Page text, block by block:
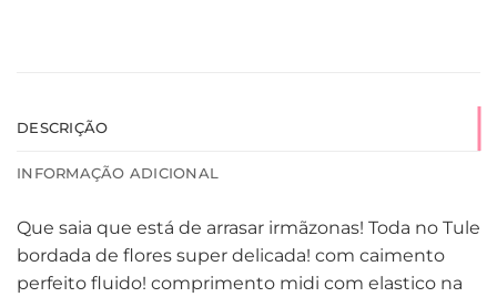
DESCRIÇÃO
INFORMAÇÃO ADICIONAL
Que saia que está de arrasar irmãzonas! Toda no Tule
bordada de flores super delicada! com caimento
perfeito fluido! comprimento midi com elastico na